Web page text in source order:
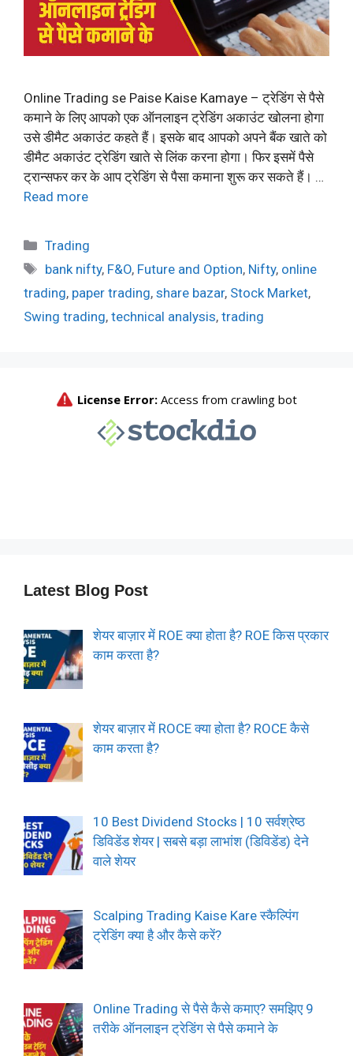
Online Trading se Paise Kaise Kamaye – ट्रेडिंग से पैसे
कमाने के लिए आपको एक ऑनलाइन ट्रेडिंग अकाउंट खोलना होगा
उसे डीमैट अकाउंट कहते हैं। इसके बाद आपको अपने बैंक खाते को
डीमैट अकाउंट ट्रेडिंग खाते से लिंक करना होगा। फिर इसमें पैसे
ट्रान्सफर कर के आप ट्रेडिंग से पैसा कमाना शुरू कर सकते हैं। …
Read more
Categories
Trading
Tags
bank nifty, F&O, Future and Option, Nifty, online
trading, paper trading, share bazar, Stock Market,
Swing trading, technical analysis, trading
Latest Blog Post
शेयर बाज़ार में ROE क्या होता है? ROE किस प्रकार
काम करता है?
शेयर बाज़ार में ROCE क्या होता है? ROCE कैसे
काम करता है?
10 Best Dividend Stocks | 10 सर्वश्रेष्ठ
डिविडेंड शेयर | सबसे बड़ा लाभांश (डिविडेंड) देने
वाले शेयर
Scalping Trading Kaise Kare स्कैल्पिंग
ट्रेडिंग क्या है और कैसे करें?
Online Trading से पैसे कैसे कमाए? समझिए 9
तरीके ऑनलाइन ट्रेडिंग से पैसे कमाने के